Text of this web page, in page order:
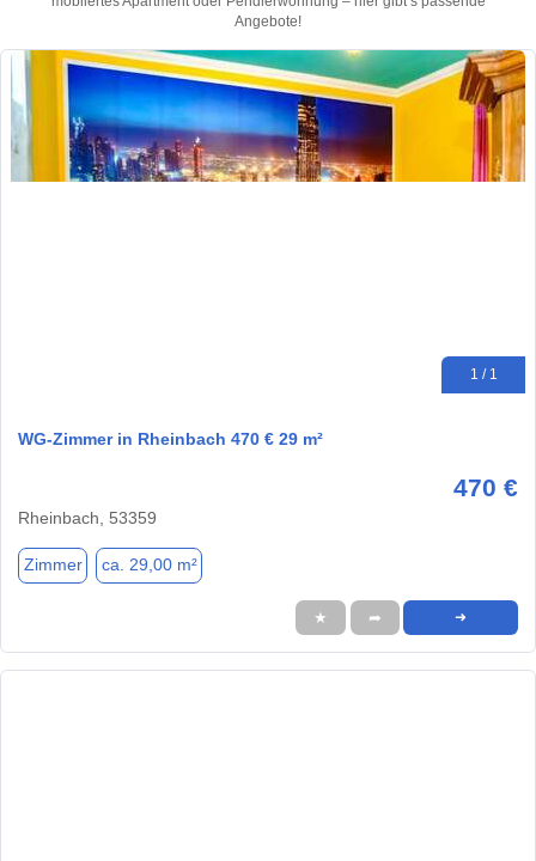
Angebote!
1 / 1
WG-Zimmer in Rheinbach 470 € 29 m²
470 €
Rheinbach, 53359
Zimmer ca. 29,00 m²
★ ➦ ➜